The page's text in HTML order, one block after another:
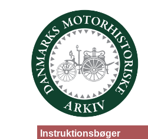
Instruktionsbøger